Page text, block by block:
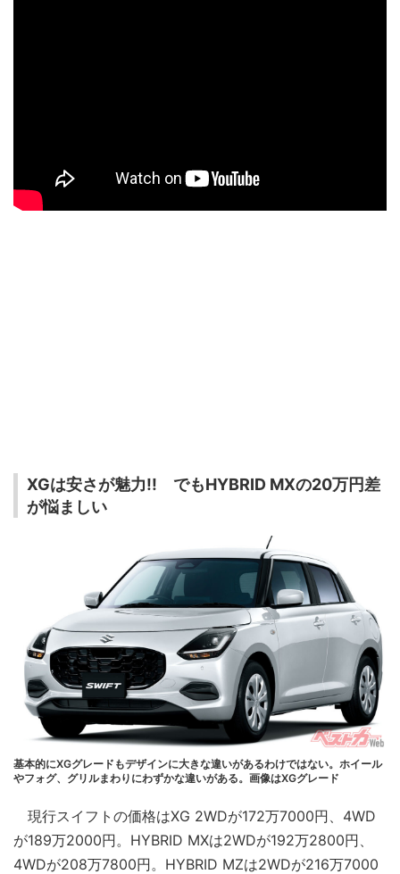
XGは安さが魅力!! でもHYBRID MXの20万円差
が悩ましい
基本的にXGグレードもデザインに大きな違いがあるわけではない。ホイール
やフォグ、グリルまわりにわずかな違いがある。画像はXGグレード
現行スイフトの価格はXG 2WDが172万7000円、4WD
が189万2000円。HYBRID MXは2WDが192万2800円、
4WDが208万7800円。HYBRID MZは2WDが216万7000